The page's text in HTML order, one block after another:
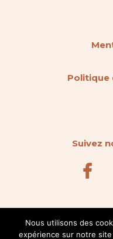
Politique
Suivez
Nous utilisons des
expérience sur notre